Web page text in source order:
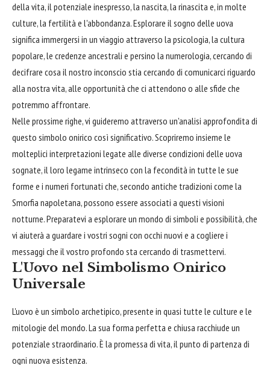
della vita, il potenziale inespresso, la nascita, la rinascita e, in molte
culture, la fertilità e l'abbondanza. Esplorare il sogno delle uova
significa immergersi in un viaggio attraverso la psicologia, la cultura
popolare, le credenze ancestrali e persino la numerologia, cercando di
decifrare cosa il nostro inconscio stia cercando di comunicarci riguardo
alla nostra vita, alle opportunità che ci attendono o alle sfide che
potremmo affrontare.
Nelle prossime righe, vi guideremo attraverso un'analisi approfondita di
questo simbolo onirico così significativo. Scopriremo insieme le
molteplici interpretazioni legate alle diverse condizioni delle uova
sognate, il loro legame intrinseco con la fecondità in tutte le sue
forme e i numeri fortunati che, secondo antiche tradizioni come la
Smorfia napoletana, possono essere associati a questi visioni
notturne. Preparatevi a esplorare un mondo di simboli e possibilità, che
vi aiuterà a guardare i vostri sogni con occhi nuovi e a cogliere i
messaggi che il vostro profondo sta cercando di trasmettervi.
L'Uovo nel Simbolismo Onirico
Universale
L'uovo è un simbolo archetipico, presente in quasi tutte le culture e le
mitologie del mondo. La sua forma perfetta e chiusa racchiude un
potenziale straordinario. È la promessa di vita, il punto di partenza di
ogni nuova esistenza.